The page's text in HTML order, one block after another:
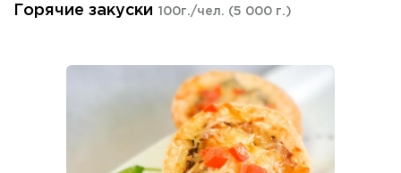
Горячие закуски 100г./чел. (5 000 г.)